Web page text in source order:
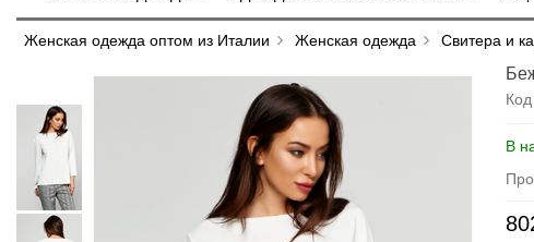
Женская одежда оптом из Италии Женская одежда Свитера и
В